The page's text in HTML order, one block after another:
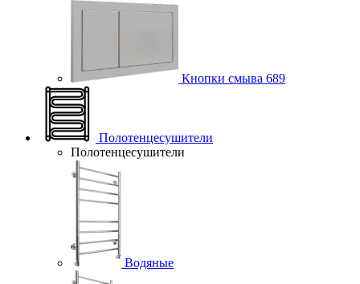
Кнопки смыва 689
Полотенцесушители
Полотенцесушители
Водяные